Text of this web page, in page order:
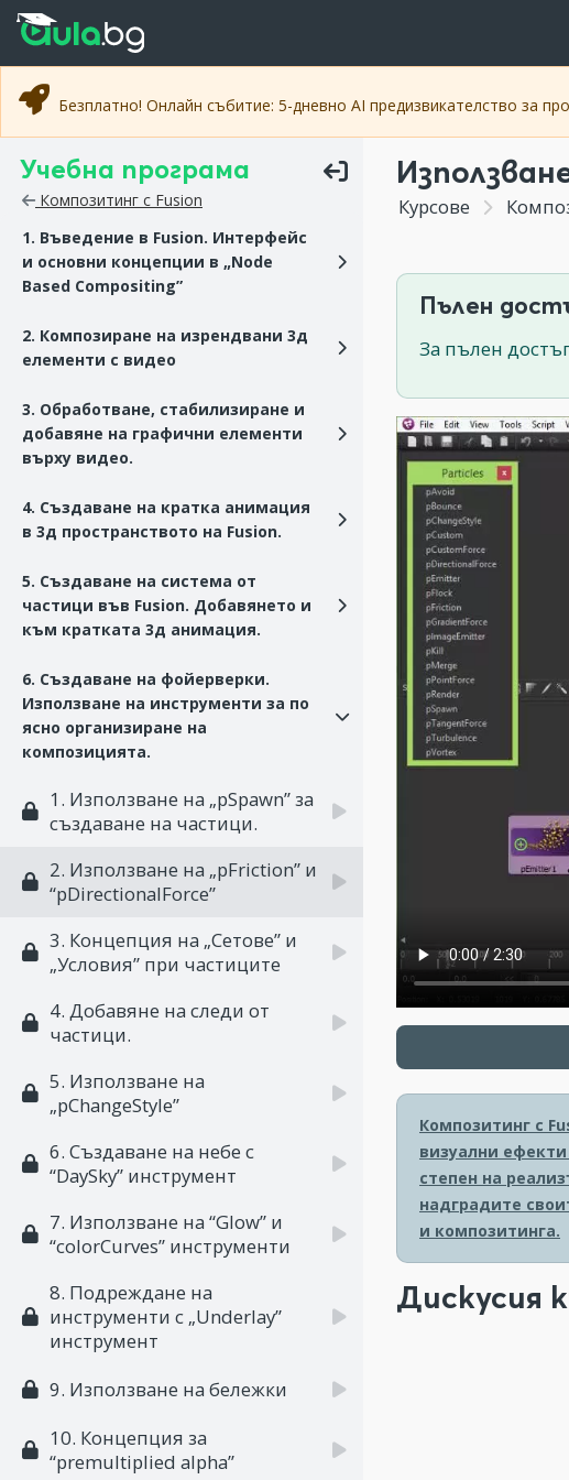
Прескочи към основното съдържание
Прескочи към навигацията
Безплатно! Онлайн събитие: 5-дневно AI предизвикателство за
Учебна програма
Композитинг с Fusion
1. Въведение в Fusion. Интерфейс
и основни концепции в „Node
Based Compositing”
2. Композиране на изрендвани 3д
елементи с видео
3. Обработване, стабилизиране и
добавяне на графични елементи
върху видео.
4. Създаване на кратка анимация
в 3д пространството на Fusion.
5. Създаване на система от
частици във Fusion. Добавянето и
към кратката 3д анимация.
6. Създаване на фойерверки.
Използване на инструменти за по
ясно организиране на
композицията.
1. Използване на „pSpawn” за
създаване на частици.
2. Използване на „pFriction” и
“pDirectionalForce”
3. Концепция на „Сетове” и
„Условия” при частиците
4. Добавяне на следи от
частици.
5. Използване на
„pChangeStyle”
6. Създаване на небе с
“DaySky” инструмент
7. Използване на “Glow” и
“colorCurves” инструменти
8. Подреждане на
инструменти с „Underlay”
инструмент
9. Използване на бележки
10. Концепция за
“premultiplied alpha”
Курсове
Пълен
За пълен
Композитинг с
визуални
степен на
надградите
и композитинга.
Дискусия